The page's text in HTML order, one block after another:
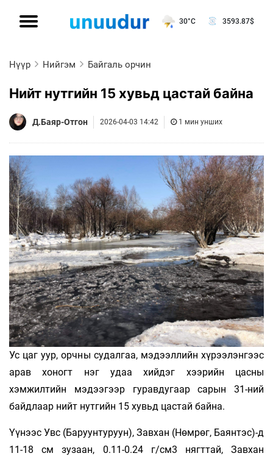
30°C 3593.87$
Нүүр Нийгэм Байгаль орчин
Нийт нутгийн 15 хувьд цастай байна
Д.Баяр-Отгон 2026-04-03 14:42 1 мин унших
Ус цаг уур, орчны судалгаа, мэдээллийн хүрээлэнгээс
арав хоногт нэг удаа хийдэг хээрийн цасны
хэмжилтийн мэдээгээр гуравдугаар сарын 31-ний
байдлаар нийт нутгийн 15 хувьд цастай байна.
Үүнээс Увс (Баруунтуруун), Завхан (Нөмрөг, Баянтэс)-д
11-18 см зузаан, 0.11-0.24 г/см3 нягттай, Завхан